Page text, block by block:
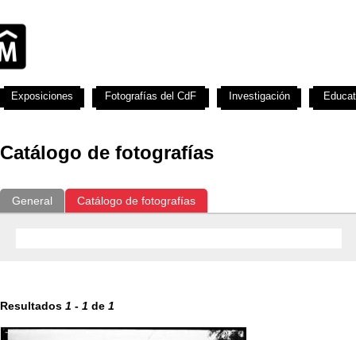
Catálogo de fotografías
General Catálogo de fotografías
Resultados 1 - 1 de 1
Exposiciones Fotografías del CdF Investigación